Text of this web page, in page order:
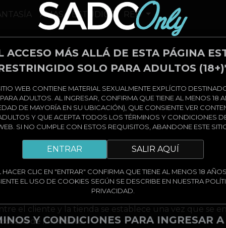
ACCESO MÁS ALLÁ DE ESTA PÁGINA
SOLO PARA ADULTOS
WEB CONTIENE MATERIAL SEXUALMENTE EXPLÍCITO
ADULTOS. AL INGRESAR, CONFIRMA QUE TIENE AL MENOS 18
DE MAYORÍA EN SU UBICACIÓN), QUE CONSIENTE VER
Y QUE ACEPTA TODOS LOS TÉRMINOS Y CONDICIONES
SI NO CUMPLE CON ESTOS REQUISITOS, ABANDONE ESTE
ENTRAR SALIR AQUÍ
HACER CLIC EN "ENTRAR" CONFIRMA QUE TIENE AL MENOS 18
EL USO DE COOKIES SEGÚN SE DESCRIBE EN NUESTRA
PRIVACIDAD.
Y CONDICIONES PARA INGRESAR A
AMAS ESTUDIOS RED
transacción del suscriptor, el suscriptor debe leer y
de este sitio web, el suscriptor acepta estos términos
ser modificado en cualquier momento. Los cambios
suscriptor sin previo aviso.
solo se utilizarán internamente y se tratarán de
cifradas con SSL.
suscriptor se cargará inmediatamente después de la
el suscriptor recibirá una notificación por correo
el cliente y la tienda se establece una vez que se
de inmediato.